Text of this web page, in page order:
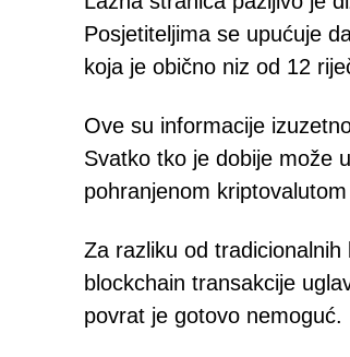
Posjetiteljima se upućuje
koja je obično niz od 12
Ove su informacije
Svatko tko je dobije može
pohranjenom
Za razliku od
blockchain transakcije
povrat je gotovo nemoguć.